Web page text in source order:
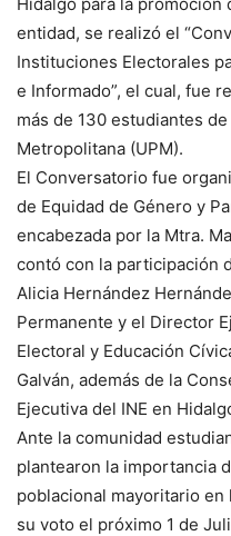
entidad, se realizó el
Instituciones Electorales
e Informado”, el cual, fue
más de 130 estudiantes
Metropolitana (UPM).
El Conversatorio fue
de Equidad de Género y
encabezada por la Mtra.
contó con la participación
Alicia Hernández
Permanente y el Director
Electoral y Educación
Galván, además de la
Ejecutiva del INE en
Ante la comunidad
plantearon la importancia
poblacional mayoritario
su voto el próximo 1 de